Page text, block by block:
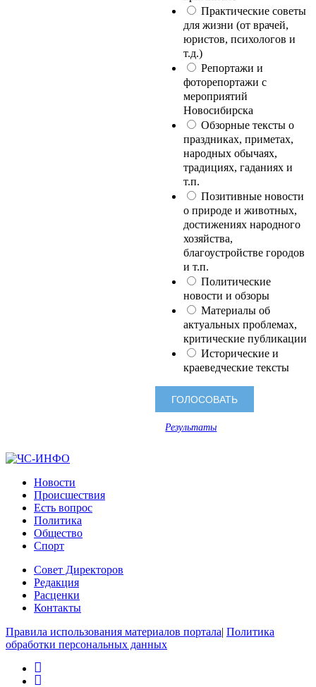
Практические советы
для жизни (от врачей,
юристов, психологов и
т.д.)
Репортажи и
фоторепортажи с
мероприятий
Новосибирска
Обзорные тексты о
праздниках, приметах,
народных обычаях,
традициях, гаданиях и
т.п.
Позитивные новости
о природе и животных,
достижениях народного
хозяйства,
благоустройстве городов
и т.п.
Политические
новости и обзоры
Материалы об
актуальных проблемах,
критические публикации
Исторические и
краеведческие тексты
Результаты
Новости
Происшествия
Есть вопрос
Политика
Общество
Спорт
Совет Директоров
Редакция
Расценки
Контакты
Правила использования материалов портала| Политика
обработки персональных данных